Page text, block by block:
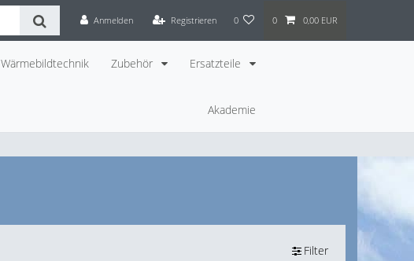
Anmelden Registrieren 0 0 0,00 EUR
Wärmebildtechnik Zubehör Ersatzteile
Akademie
Filter